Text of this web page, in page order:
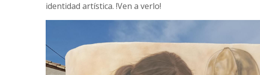
identidad artística. !Ven a verlo!